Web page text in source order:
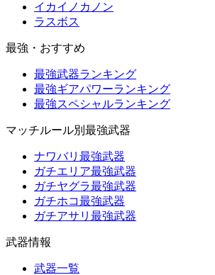
イカイノカノン
ラスボス
最強・おすすめ
最強武器ランキング
最強ギアパワーランキング
最強スペシャルランキング
マッチルール別最強武器
ナワバリ最強武器
ガチエリア最強武器
ガチヤグラ最強武器
ガチホコ最強武器
ガチアサリ最強武器
武器情報
武器一覧